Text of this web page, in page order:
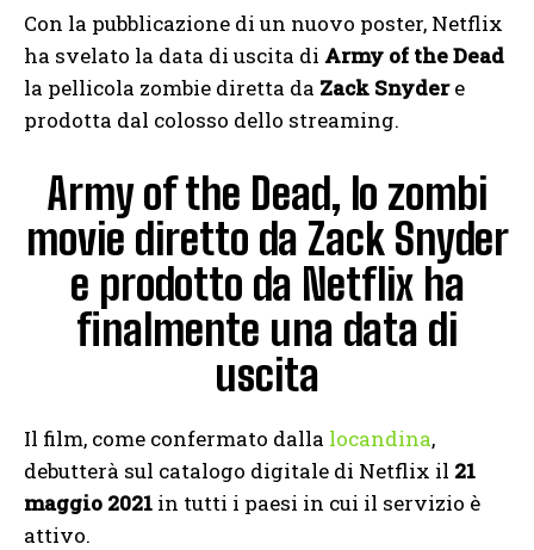
Con la pubblicazione di un nuovo poster, Netflix
ha svelato la data di uscita di Army of the Dead
la pellicola zombie diretta da Zack Snydere
prodotta dal colosso dello streaming.
Army of the Dead, lo zombi
movie diretto da Zack Snyder
e prodotto da Netflix ha
finalmente una data di
uscita
Il film, come confermato dalla locandina,
debutterà sul catalogo digitale di Netflix il 21
maggio 2021 in tutti i paesi in cui il servizio è
attivo.